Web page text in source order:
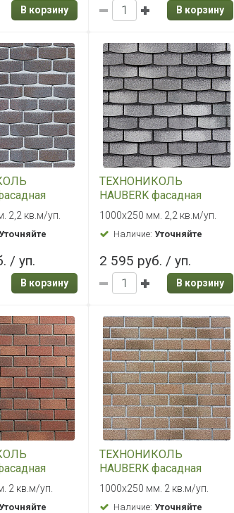
В корзину В корзину
Кварцит
2,2 кв.м/уп.
/ уп.
В корзину
ТЕХНОНИКОЛЬ
HAUBERK фасадная
плитка Камень Сланец
1000х250 мм. 2,2 кв.м/уп.
Наличие:Уточняйте
2 595 руб. / уп.
В корзину
2 кв.м/уп.
ТЕХНОНИКОЛЬ
HAUBERK фасадная
плитка Античный кирпич
1000х250 мм. 2 кв.м/уп.
Наличие:Уточняйте